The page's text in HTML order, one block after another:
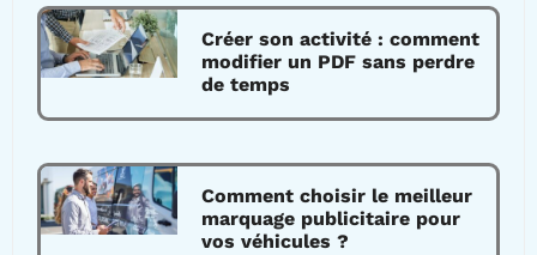
Créer son activité : comment
modifier un PDF sans perdre
de temps
Comment choisir le meilleur
marquage publicitaire pour
vos véhicules ?